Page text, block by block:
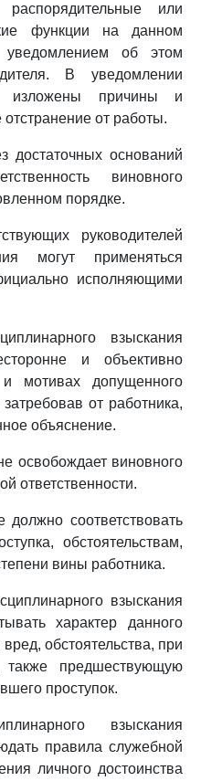
или
функции на данном
об этом
В уведомлении
изложены причины и
от работы.
достаточных оснований
виновного
порядке.
руководителей
могут применяться
исполняющими
взыскания
и объективно
мотивах допущенного
от работника,
объяснение.
освобождает виновного
ответственности.
соответствовать
обстоятельствам,
вины работника.
взыскания
характер данного
обстоятельства, при
предшествующую
проступок.
взыскания
правила служебной
личного достоинства